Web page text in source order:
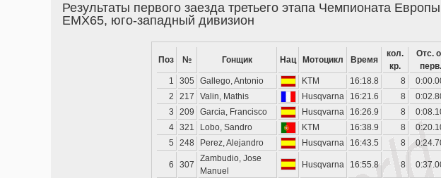
Результаты первого заезда третьего этапа Чемпионата
EMX65, юго-западный дивизион
Поз № Гонщик Нац Мотоцикл Время
кол.
кр.
Отс.
перв.
1
305 Gallego, Antonio KTM 16:18.8 8
2
217 Valin, Mathis Husqvarna 16:21.6 8
3
209 Garcia, Francisco Husqvarna 16:26.9 8
4 321 Lobo, Sandro KTM 16:38.9 8
5
248 Perez, Alejandro Husqvarna 16:43.5 8
6 307
Zambudio, Jose
Manuel
Husqvarna 16:55.8 8